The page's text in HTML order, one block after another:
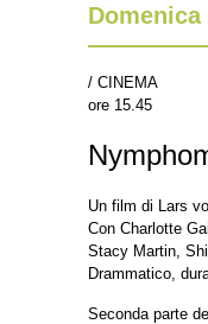
/ CINEMA
ore 15.45
Un film di Lars
Con Charlotte
Stacy Martin,
Drammatico,
Seconda parte